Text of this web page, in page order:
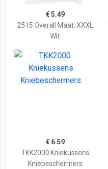
€ 5.49
2515 Overall Maat: XXXL
Wit
€ 6.59
TKK2000 Kniekussens
Kniebeschermers